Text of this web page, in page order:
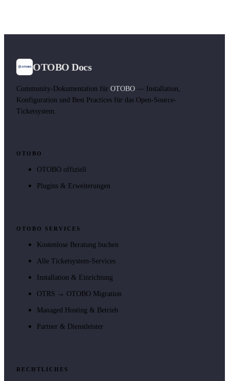
OTOBO Docs
Community-Dokumentation für OTOBO — Installation,
Konfiguration und Best Practices für das Open-Source-
Ticketsystem.
OTOBO
OTOBO offiziell
Plugins & Erweiterungen
OTOBO SERVICES
Kostenlose Beratung buchen
Alle Ticketsystem-Services
Installation & Einrichtung
OTRS → OTOBO Migration
Managed Hosting & Betrieb
Partner & Dienstleister
RECHTLICHES